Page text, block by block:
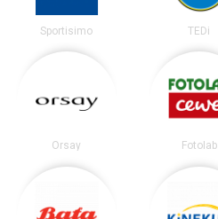
Sportisimo TEDi
Orsay Fotolab